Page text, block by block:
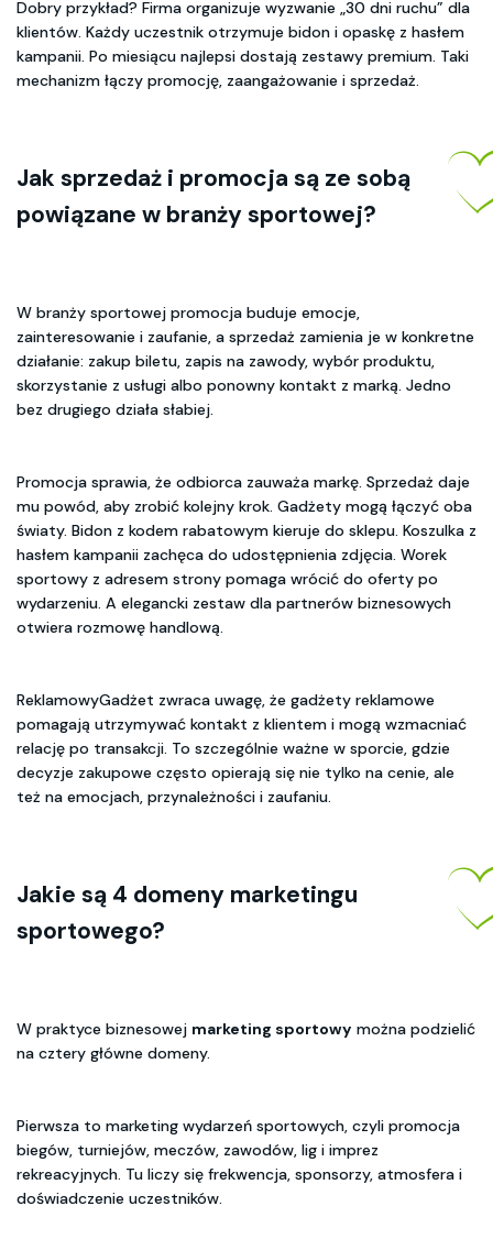
Dobry przykład? Firma organizuje wyzwanie „30 dni ruchu” dla
klientów. Każdy uczestnik otrzymuje bidon i opaskę z hasłem
kampanii. Po miesiącu najlepsi dostają zestawy premium. Taki
mechanizm łączy promocję, zaangażowanie i sprzedaż.
Jak sprzedaż i promocja są ze sobą
powiązane w branży sportowej?
W branży sportowej promocja buduje emocje,
zainteresowanie i zaufanie, a sprzedaż zamienia je w konkretne
działanie: zakup biletu, zapis na zawody, wybór produktu,
skorzystanie z usługi albo ponowny kontakt z marką. Jedno
bez drugiego działa słabiej.
Promocja sprawia, że odbiorca zauważa markę. Sprzedaż daje
mu powód, aby zrobić kolejny krok. Gadżety mogą łączyć oba
światy. Bidon z kodem rabatowym kieruje do sklepu. Koszulka z
hasłem kampanii zachęca do udostępnienia zdjęcia. Worek
sportowy z adresem strony pomaga wrócić do oferty po
wydarzeniu. A elegancki zestaw dla partnerów biznesowych
otwiera rozmowę handlową.
ReklamowyGadżet zwraca uwagę, że gadżety reklamowe
pomagają utrzymywać kontakt z klientem i mogą wzmacniać
relację po transakcji. To szczególnie ważne w sporcie, gdzie
decyzje zakupowe często opierają się nie tylko na cenie, ale
też na emocjach, przynależności i zaufaniu.
Jakie są 4 domeny marketingu
sportowego?
W praktyce biznesowej marketing sportowy można podzielić
na cztery główne domeny.
Pierwsza to marketing wydarzeń sportowych, czyli promocja
biegów, turniejów, meczów, zawodów, lig i imprez
rekreacyjnych. Tu liczy się frekwencja, sponsorzy, atmosfera i
doświadczenie uczestników.